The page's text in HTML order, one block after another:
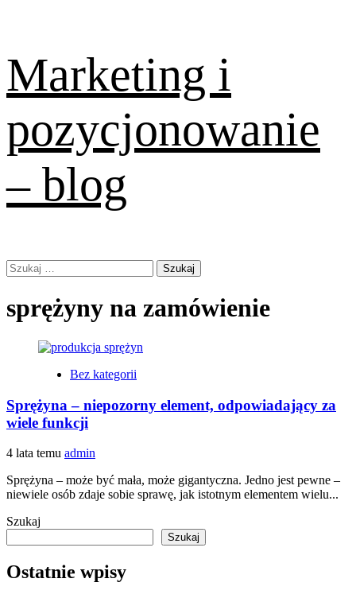
to
content
Marketing i
pozycjonowanie
– blog
Primary
Menu
Szukaj:
sprężyny na zamówienie
Bez kategorii
Sprężyna – niepozorny element, odpowiadający za
wiele funkcji
4 lata temu admin
Sprężyna – może być mała, może gigantyczna. Jedno jest pewne –
niewiele osób zdaje sobie sprawę, jak istotnym elementem wielu...
Szukaj
Szukaj
Ostatnie wpisy